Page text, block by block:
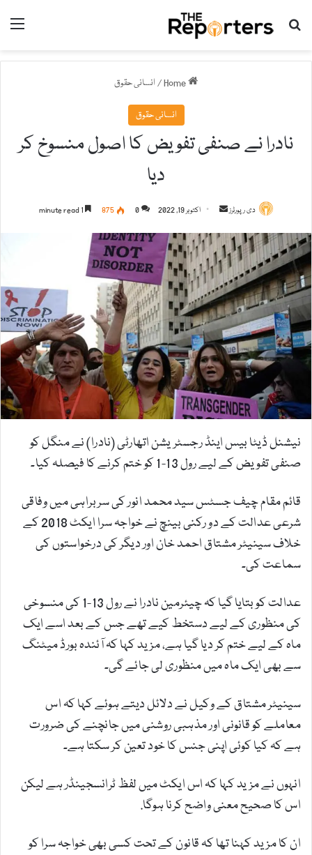
Search for
/ انسانی حقوق
انسانی حقوق
نادرا نے صنفی تفویض کا اصول منسوخ کر
دیا
دی رپورٹرز
d
a
n
e
m
a
i
l
اکتوبر 19, 2022 0
875
نیشنل ڈیٹا بیس اینڈ رجسٹریشن اتھارٹی (نادرا) نے منگل کو
صنفی تفویض کے لیے رول 13-1 کو ختم کرنے کا فیصلہ کیا۔
قائم مقام چیف جسٹس سید محمد انور کی سربراہی میں وفاقی
شرعی عدالت کے دو رکنی بینچ نے خواجہ سرا ایکٹ 2018 کے
خلاف سینیٹر مشتاق احمد خان اور دیگر کی درخواستوں کی
سماعت کی۔
عدالت کو بتایا گیا کہ چیئرمین نادرا نے رول 13-1 کی منسوخی
کی منظوری کے لیے دستخط کیے تھے جس کے بعد اسے ایک
ماہ کے لیے ختم کر دیا گیا ہے، مزید کہا کہ آئندہ بورڈ میٹنگ
سے بھی ایک ماہ میں منظوری لی جائے گی۔
سینیٹر مشتاق کے وکیل نے دلائل دیتے ہوئے کہا کہ اس
معاملے کو قانونی اور مذہبی روشنی میں جانچنے کی ضرورت
ہے کہ کیا کوئی اپنی جنس کا خود تعین کر سکتا ہے۔
انہوں نے مزید کہا کہ اس ایکٹ میں لفظ ٹرانسجینڈر ہے لیکن
اس کا صحیح معنی واضح کرنا ہوگا.
ان کا مزید کہنا تھا کہ قانون کے تحت کسی بھی خواجہ سرا کو